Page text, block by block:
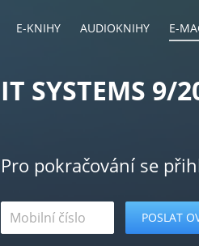
E-KNIHY AUDIOKNIHY E-
IT SYSTEMS 9/
Pro pokračování se